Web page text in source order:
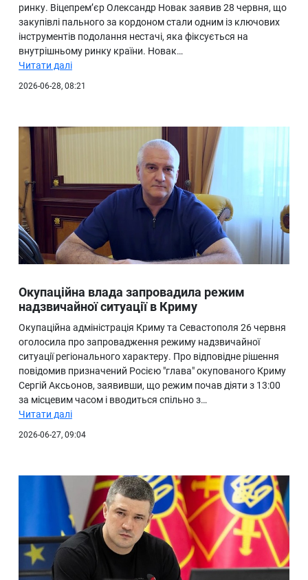
ринку. Віцепрем’єр Олександр Новак заявив 28 червня, що
закупівлі пального за кордоном стали одним із ключових
інструментів подолання нестачі, яка фіксується на
внутрішньому ринку країни. Новак…
Читати далі
2026-06-28, 08:21
Окупаційна влада запровадила режим
надзвичайної ситуації в Криму
Окупаційна адміністрація Криму та Севастополя 26 червня
оголосила про запровадження режиму надзвичайної
ситуації регіонального характеру. Про відповідне рішення
повідомив призначений Росією "глава" окупованого Криму
Сергій Аксьонов, заявивши, що режим почав діяти з 13:00
за місцевим часом і вводиться спільно з…
Читати далі
2026-06-27, 09:04